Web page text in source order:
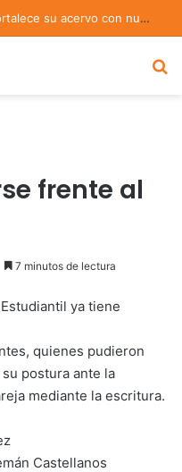
La Colección de Arte UDLAP fortalece su acervo con nuevas obras de artistas emergentes y consolidados
frente al
7 minutos de lectura
ya tiene
quienes pudieron
postura ante la
mediante la escritura.
Castellanos